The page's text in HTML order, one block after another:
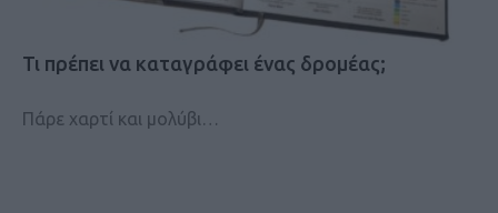
Τι πρέπει να καταγράφει ένας δρομέας;
Πάρε χαρτί και μολύβι…